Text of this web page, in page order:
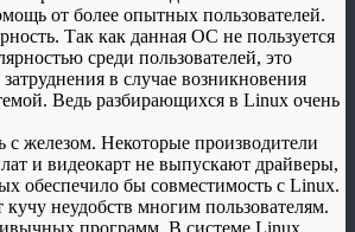
от более опытных пользователей.
Так как данная ОС не пользуется
среди пользователей, это
в случае возникновения
Ведь разбирающихся в Linux очень
с железом. Некоторые производители
и видеокарт не выпускают драйверы,
обеспечило бы совместимость с Linux.
кучу неудобств многим пользователям.